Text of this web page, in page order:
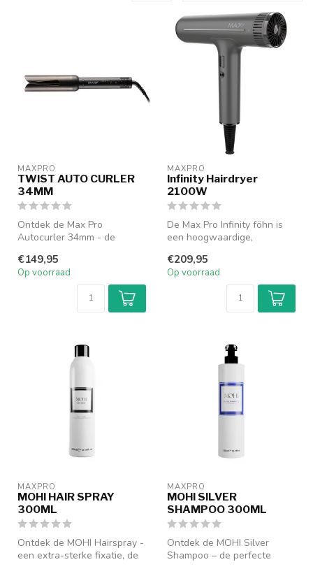
MAXPRO
TWIST AUTO CURLER
34MM
Ontdek de Max Pro
Autocurler 34mm - de
die een blij...
€149,95
Op voorraad
MAXPRO
Infinity Hairdryer
2100W
De Max Pro Infinity föhn is
een hoogwaardige,
die je l...
€209,95
Op voorraad
MAXPRO
MOHI HAIR SPRAY
300ML
Ontdek de MOHI Hairspray -
een extra-sterke fixatie, de
MAXPRO
MOHI SILVER
SHAMPOO 300ML
Ontdek de MOHI Silver
Shampoo – de perfecte